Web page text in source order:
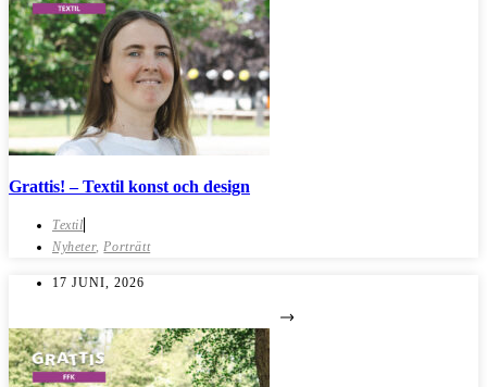
Grattis! – Textil konst och design
Textil
Nyheter, Porträtt
17 JUNI, 2026